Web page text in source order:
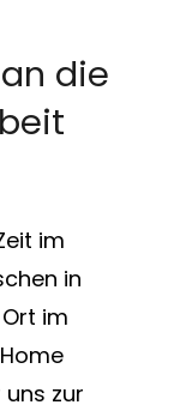
die
im
in
im
zur